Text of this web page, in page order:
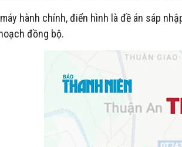
hành chính, điển hình là đề án sáp
đồng bộ.